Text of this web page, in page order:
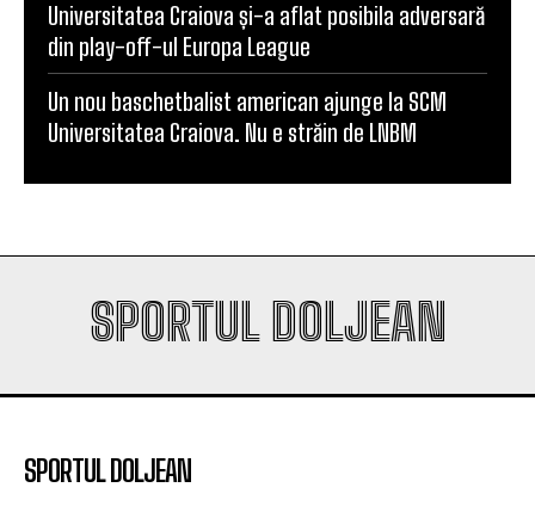
Universitatea Craiova și-a aflat posibila adversară
din play-off-ul Europa League
Un nou baschetbalist american ajunge la SCM
Universitatea Craiova. Nu e străin de LNBM
SPORTUL DOLJEAN
SPORTUL DOLJEAN